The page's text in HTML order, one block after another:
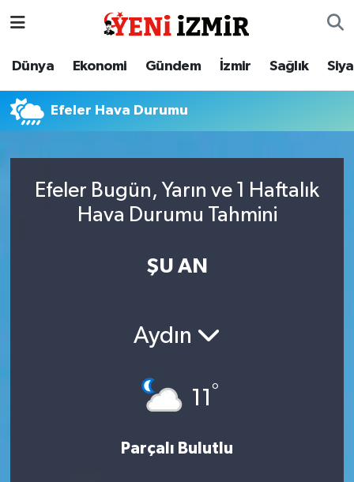
Dünya Ekonomi Gündem İzmir Sağlık
Efeler Hava Durumu
Efeler Bugün, Yarın ve 1 Haftalık
Hava Durumu Tahmini
ŞU AN
Aydın
11 °
Parçalı Bulutlu
Dünya
İzmir
Sağlık
İzmir Nöbetçi Eczaneler
İzmir Trafik Yoğunluk Haritası
Süper Lig Puan Durumu ve Fikstür